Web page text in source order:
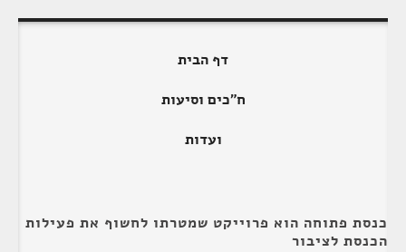
דף הבית
ח"כים וסיעות
ועדות
כנסת פתוחה הוא פרוייקט שמטרתו לחשוף את פעילות
הכנסת לציבור